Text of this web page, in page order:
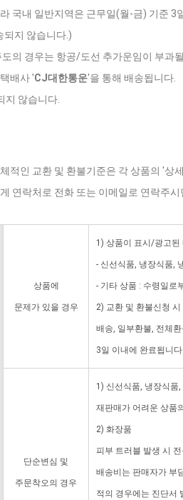
국내 일반지역은 근무일(월-금) 기준
되지 않습니다.)
의 경우는 항공/도선 추가운임이 부과
배사 'CJ대한통운'을 통해 배송됩니다.
지 않습니다.
적인 교환 및 환불기준은 각 상품의 '상
연락처로 전화 또는 이메일로 연락주
상품에
문제가 있을 경우
1) 상품이 표시/광고된
- 신선식품, 냉장식품,
- 기타 상품 : 수령일로
2) 교환 및 환불신청
배송, 일부환불, 전체
3일 이내에 완료됩니
단순변심 및
주문착오의 경우
1) 신선식품, 냉장식품
재판매가 어려운 상품
2) 화장품
피부 트러블 발생 시
배송비는 판매자가 부
적의 경우에는 진단서